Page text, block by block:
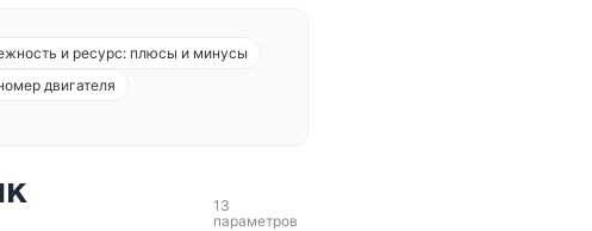
и ресурс: плюсы и минусы
двигателя
13
параметров